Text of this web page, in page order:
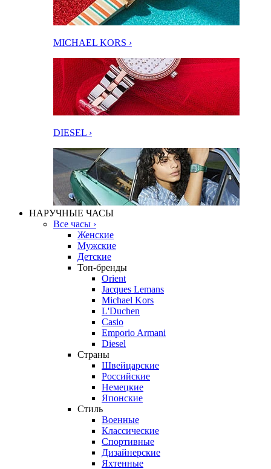
MICHAEL KORS ›
DIESEL ›
НАРУЧНЫЕ ЧАСЫ
Все часы ›
Женские
Мужские
Детские
Топ-бренды
Orient
Jacques Lemans
Michael Kors
L'Duchen
Casio
Emporio Armani
Diesel
Страны
Швейцарские
Российские
Немецкие
Японские
Стиль
Военные
Классические
Спортивные
Дизайнерские
Яхтенные